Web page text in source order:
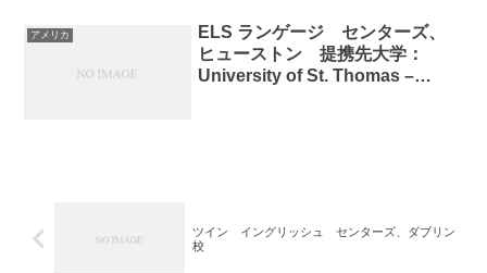
アメリカ
ELS ランゲージ センターズ、
ヒューストン 提携先大学：
University of St. Thomas –
ツイン イングリッシュ センターズ、ダブリン
校